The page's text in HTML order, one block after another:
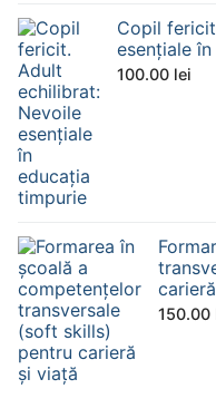
Copil
esențiale
100.00 lei
150.00